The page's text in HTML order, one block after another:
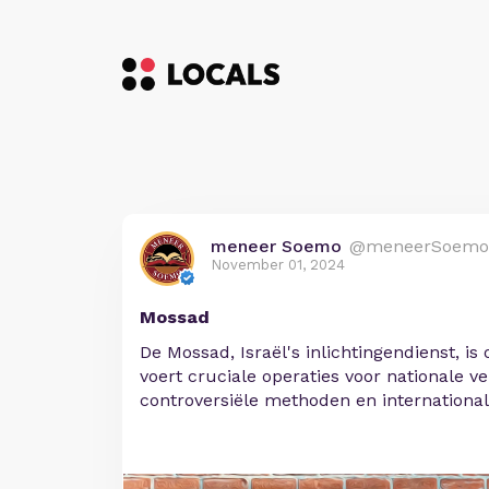
meneer Soemo @meneerSoemo
November 01, 2024
Mossad
De Mossad, Israël's inlichtingendienst, is
voert cruciale operaties voor nationale
controversiële methoden en